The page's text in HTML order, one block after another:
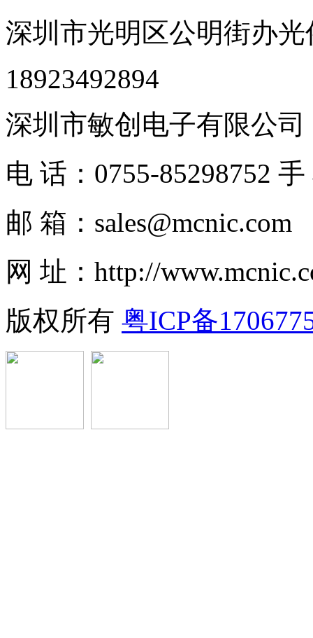
深圳市光明区公明街办
18923492894
深圳市敏创电子有限公司
电 话：0755-85298752
邮 箱：sales@mcnic.com
网 址：http://
版权所有 粤ICP备